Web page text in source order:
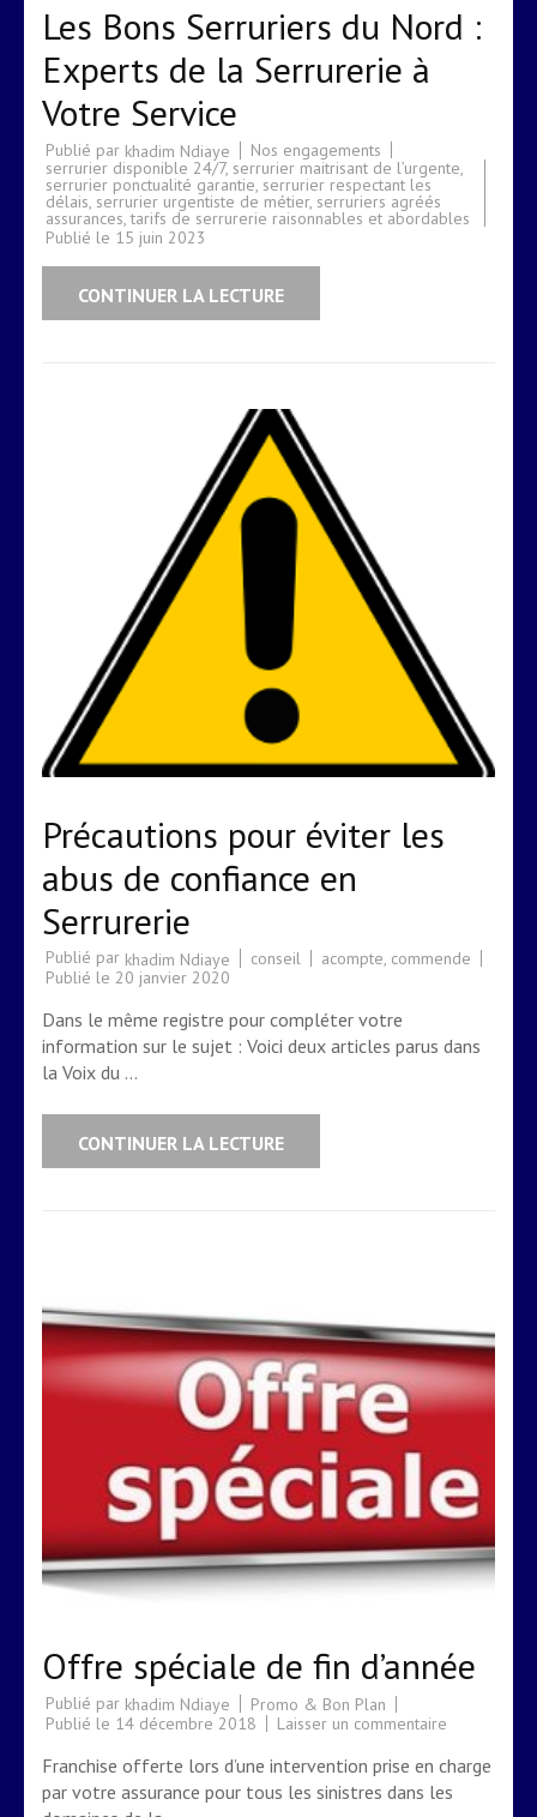
Les Bons Serruriers du Nord :
Experts de la Serrurerie à
Votre Service
Publié par khadim Ndiaye
Nos engagements
serrurier disponible 24/7, serrurier maitrisant de l’urgente,
serrurier ponctualité garantie, serrurier respectant les
délais, serrurier urgentiste de métier, serruriers agréés
assurances,tarifs de serrurerie raisonnables et abordables
Publié le 15 juin 2023
CONTINUER LA LECTURE
Précautions pour éviter les
abus de confiance en
Serrurerie
Publié par khadim Ndiaye conseil acompte, commende
Publié le 20 janvier 2020
Dans le même registre pour compléter votre
information sur le sujet : Voici deux articles parus dans
la Voix du …
CONTINUER LA LECTURE
Offre spéciale de fin d’année
Publié par khadim Ndiaye
Promo & Bon Plan
Publié le 14 décembre 2018 Laisser un commentaire
spéciale
de
fin
d’année
Franchise offerte lors d’une intervention prise en charge
par votre assurance pour tous les sinistres dans les